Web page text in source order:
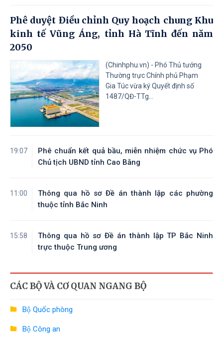
Phê duyệt Điều chỉnh Quy hoạch chung Khu
kinh tế Vũng Áng, tỉnh Hà Tĩnh đến năm
2050
(Chinhphu.vn) - Phó Thủ tướng
Thường trực Chính phủ Phạm
Gia Túc vừa ký Quyết định số
1487/QĐ-TTg...
19:07
Phê chuẩn kết quả bầu, miễn nhiệm chức vụ Phó
Chủ tịch UBND tỉnh Cao Bằng
11:00
Thông qua hồ sơ Đề án thành lập các phường
thuộc tỉnh Bắc Ninh
15:58
Thông qua hồ sơ Đề án thành lập TP Bắc Ninh
trực thuộc Trung ương
CÁC BỘ VÀ CƠ QUAN NGANG BỘ
Bộ Quốc phòng
Bộ Công an